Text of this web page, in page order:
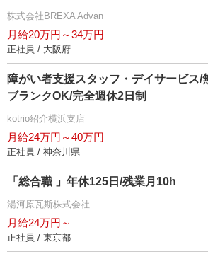
株式会社BREXA Advan
月給20万円～34万円
正社員 / 大阪府
障がい者支援スタッフ・デイサービス/
ブランクOK/完全週休2日制
kotrio紹介横浜支店
月給24万円～40万円
正社員 / 神奈川県
「総合職 」年休125日/残業月10h
湯河原瓦斯株式会社
月給24万円～
正社員 / 東京都